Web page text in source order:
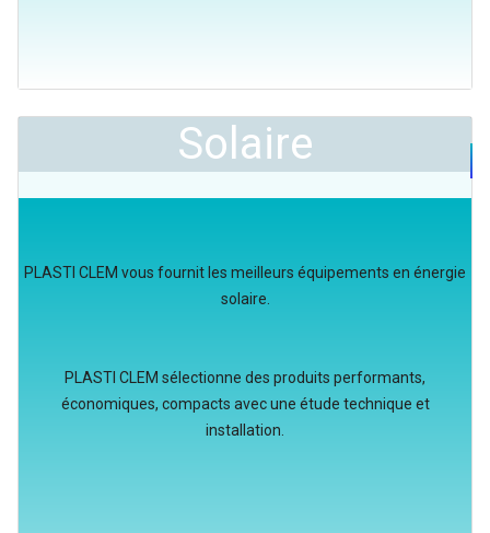
Solaire
PLASTI CLEM vous fournit les meilleurs équipements en énergie
solaire.
PLASTI CLEM sélectionne des produits performants,
économiques, compacts avec une étude technique et
installation.